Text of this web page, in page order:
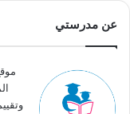
عن مدرستي